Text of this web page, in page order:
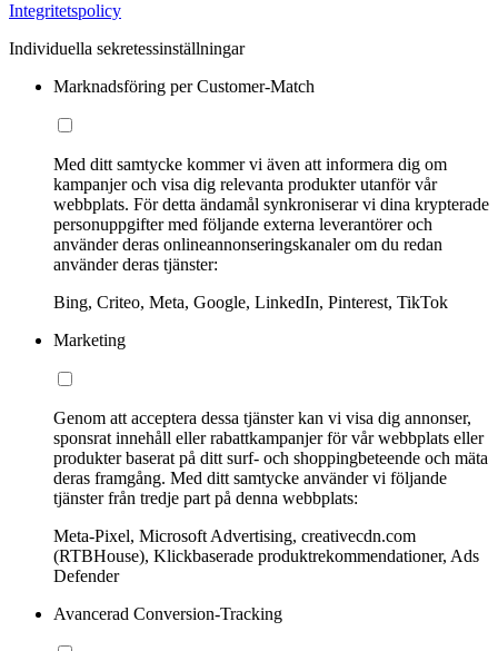
Integritetspolicy
Individuella sekretessinställningar
Marknadsföring per Customer-Match
Med ditt samtycke kommer vi även att informera dig om
kampanjer och visa dig relevanta produkter utanför vår
webbplats. För detta ändamål synkroniserar vi dina krypterade
personuppgifter med följande externa leverantörer och
använder deras onlineannonseringskanaler om du redan
använder deras tjänster:
Bing, Criteo, Meta, Google, LinkedIn, Pinterest, TikTok
Marketing
Genom att acceptera dessa tjänster kan vi visa dig annonser,
sponsrat innehåll eller rabattkampanjer för vår webbplats eller
produkter baserat på ditt surf- och shoppingbeteende och mäta
deras framgång. Med ditt samtycke använder vi följande
tjänster från tredje part på denna webbplats:
Meta-Pixel, Microsoft Advertising, creativecdn.com
(RTBHouse), Klickbaserade produktrekommendationer, Ads
Defender
Avancerad Conversion-Tracking